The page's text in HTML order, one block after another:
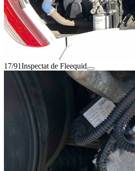
17/91Inspectat de Fleequid